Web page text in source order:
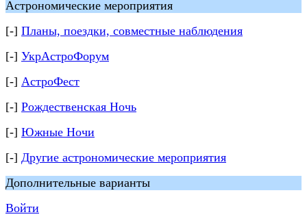
Астрономические мероприятия
[-] Планы, поездки, совместные наблюдения
[-] УкрАстроФорум
[-] АстроФест
[-] Рождественская Ночь
[-] Южные Ночи
[-] Другие астрономические мероприятия
Дополнительные варианты
Войти